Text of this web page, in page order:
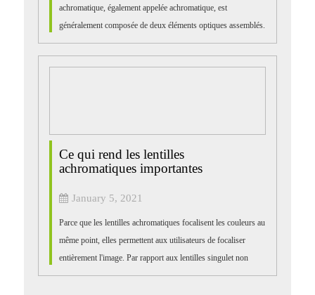
achromatique, également appelée achromatique, est
généralement composée de deux éléments optiques assemblés.
Ces deux éléments optiques sont généralement à faible indice
Ce qui rend les lentilles
achromatiques importantes
January 5, 2021
Parce que les lentilles achromatiques focalisent les couleurs au
même point, elles permettent aux utilisateurs de focaliser
entièrement l'image. Par rapport aux lentilles singulet non
corrigées, les lentilles achromatiques peuvent produire des